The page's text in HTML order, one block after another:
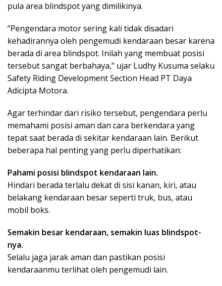
pula area blindspot yang dimilikinya.
“Pengendara motor sering kali tidak disadari
kehadirannya oleh pengemudi kendaraan besar karena
berada di area blindspot. Inilah yang membuat posisi
tersebut sangat berbahaya,” ujar Ludhy Kusuma selaku
Safety Riding Development Section Head PT Daya
Adicipta Motora.
Agar terhindar dari risiko tersebut, pengendara perlu
memahami posisi aman dan cara berkendara yang
tepat saat berada di sekitar kendaraan lain. Berikut
beberapa hal penting yang perlu diperhatikan:
Pahami posisi blindspot kendaraan lain.
Hindari berada terlalu dekat di sisi kanan, kiri, atau
belakang kendaraan besar seperti truk, bus, atau
mobil boks.
Semakin besar kendaraan, semakin luas blindspot-
nya.
Selalu jaga jarak aman dan pastikan posisi
kendaraanmu terlihat oleh pengemudi lain.